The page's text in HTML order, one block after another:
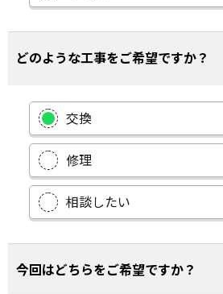
どのような工事をご希望ですか？
交換
修理
相談したい
今回はどちらをご希望ですか？